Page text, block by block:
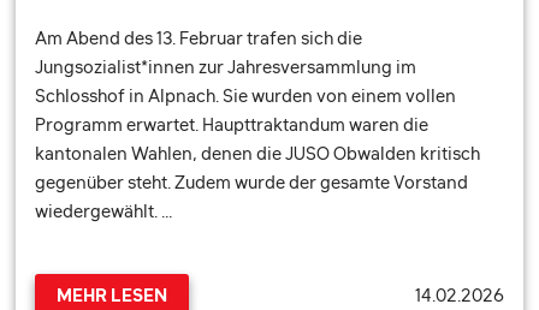
Am Abend des 13. Februar trafen sich die
Jungsozialist*innen zur Jahresversammlung im
Schlosshof in Alpnach. Sie wurden von einem vollen
Programm erwartet. Haupttraktandum waren die
kantonalen Wahlen, denen die JUSO Obwalden kritisch
gegenüber steht. Zudem wurde der gesamte Vorstand
wiedergewählt. …
MEHR LESEN 14.02.2026